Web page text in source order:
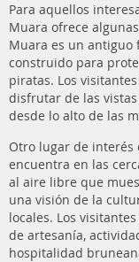
Para aquellos
Muara ofrece
Muara es un antiguo
construido para
piratas. Los
disfrutar de las
desde lo alto de las
Otro lugar de interés
encuentra en las
al aire libre que
una visión de la
locales. Los
de artesanía,
hospitalidad